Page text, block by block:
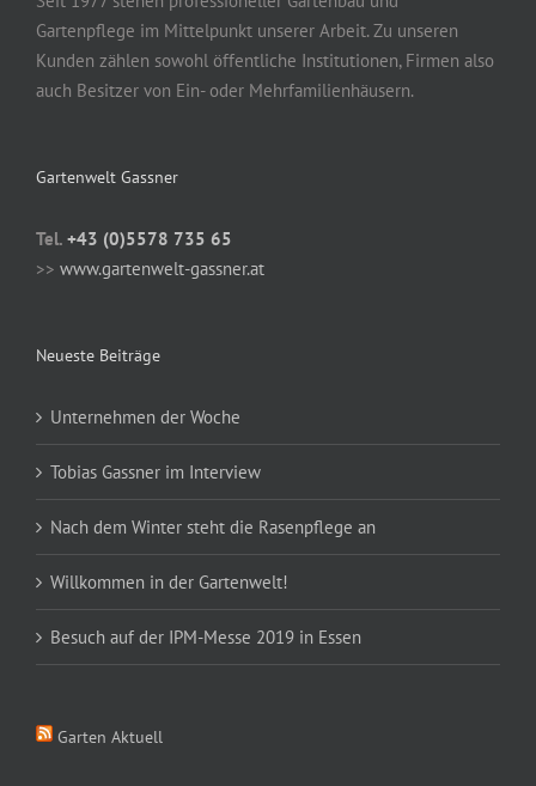
Gartenpflege im Mittelpunkt unserer Arbeit. Zu unseren
Kunden zählen sowohl öffentliche Institutionen, Firmen also
auch Besitzer von Ein- oder Mehrfamilienhäusern.
Gartenwelt Gassner
Tel. +43 (0)5578 735 65
>> www.gartenwelt-gassner.at
Neueste Beiträge
Unternehmen der Woche
Tobias Gassner im Interview
Nach dem Winter steht die Rasenpflege an
Willkommen in der Gartenwelt!
Besuch auf der IPM-Messe 2019 in Essen
Garten Aktuell